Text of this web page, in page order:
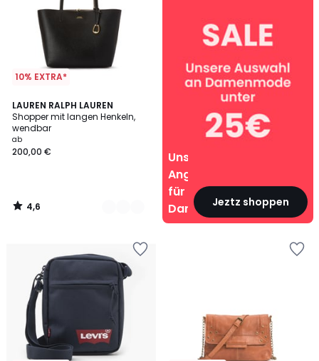
10% EXTRA*
LAUREN RALPH LAUREN
Shopper mit langen Henkeln,
wendbar
ab
200,00 €
4,6
/ 5
3
Farben
4,6
/
Unsere
Angebote
für
Damen
Jeztz shoppen